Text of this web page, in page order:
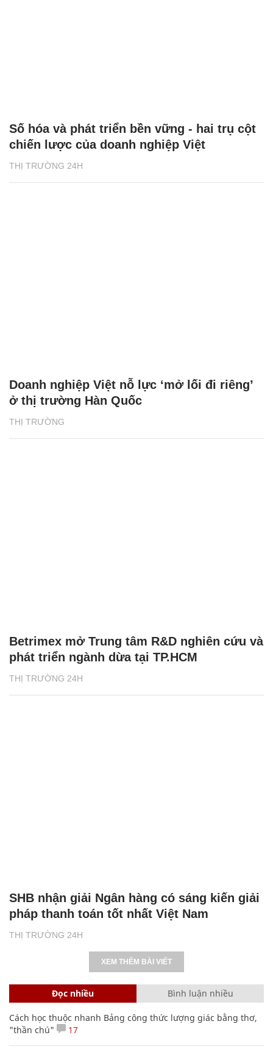
THỊ TRƯỜNG 24H
Số hóa và phát triển bền vững - hai trụ cột
chiến lược của doanh nghiệp Việt
THỊ TRƯỜNG
Doanh nghiệp Việt nỗ lực ‘mở lối đi riêng’
ở thị trường Hàn Quốc
THỊ TRƯỜNG 24H
Betrimex mở Trung tâm R&D nghiên cứu và
phát triển ngành dừa tại TP.HCM
THỊ TRƯỜNG 24H
SHB nhận giải Ngân hàng có sáng kiến giải
pháp thanh toán tốt nhất Việt Nam
XEM THÊM BÀI VIẾT
Đọc nhiều Bình luận nhiều
Cách học thuộc nhanh Bảng công thức lượng giác bằng thơ,
"thần chú"
17